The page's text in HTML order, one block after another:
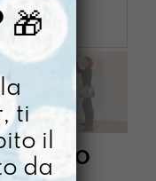
🎁
ti
il
da